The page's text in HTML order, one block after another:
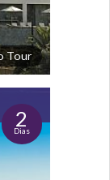
Tour
2
Dias